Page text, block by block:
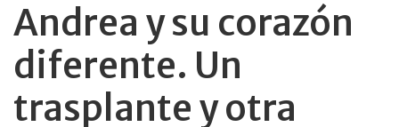
Andrea y su corazón
diferente. Un
trasplante y otra